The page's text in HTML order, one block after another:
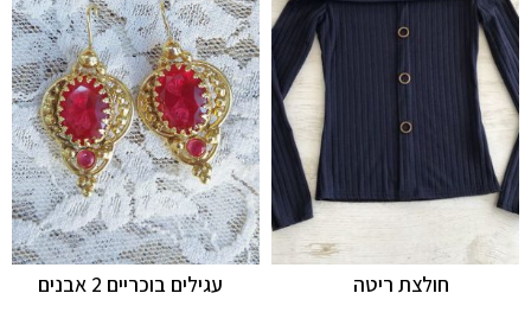
עגילים בוכריים 2 אבנים חולצת ריטה